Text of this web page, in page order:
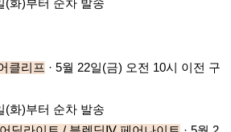
(화)부터 순차 발송
클리프 · 5월 22일(금) 오전 10시 이전 구
(화)부터 순차 발송